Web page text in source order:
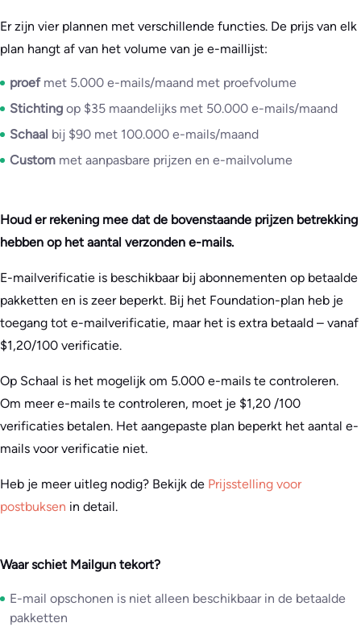
Er zijn vier plannen met verschillende functies. De prijs van elk
plan hangt af van het volume van je e-maillijst:
proef met 5.000 e-mails/maand met proefvolume
Stichting op $35 maandelijks met 50.000 e-mails/maand
Schaal bij $90 met 100.000 e-mails/maand
Custom met aanpasbare prijzen en e-mailvolume
Houd er rekening mee dat de bovenstaande prijzen betrekking
hebben op het aantal verzonden e-mails.
E-mailverificatie is beschikbaar bij abonnementen op betaalde
pakketten en is zeer beperkt. Bij het Foundation-plan heb je
toegang tot e-mailverificatie, maar het is extra betaald – vanaf
$1,20/100 verificatie.
Op Schaal is het mogelijk om 5.000 e-mails te controleren.
Om meer e-mails te controleren, moet je $1,20 /100
verificaties betalen. Het aangepaste plan beperkt het aantal e-
mails voor verificatie niet.
Heb je meer uitleg nodig? Bekijk de Prijsstelling voor
postbuksen in detail.
Waar schiet Mailgun tekort?
E-mail opschonen is niet alleen beschikbaar in de betaalde
pakketten